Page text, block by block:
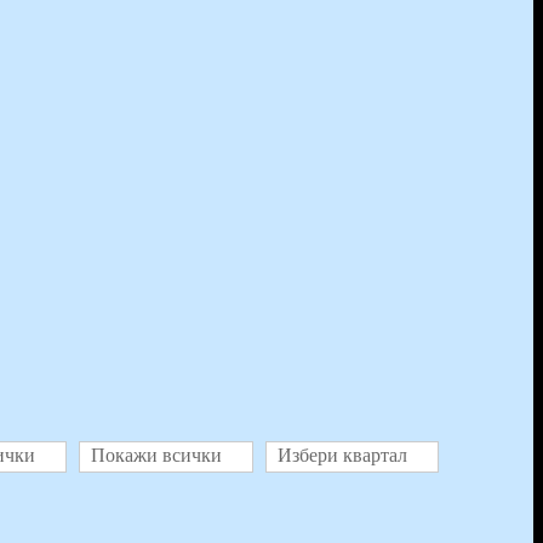
Избери квартал
Покажи всички